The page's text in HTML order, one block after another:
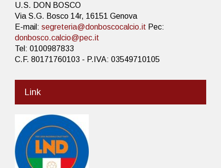
U.S. DON BOSCO
Via S.G. Bosco 14r, 16151 Genova
E-mail: segreteria@donboscocalcio.it Pec:
donbosco.calcio@pec.it
Tel: 0100987833
C.F. 80171760103 - P.IVA: 03549710105
Link